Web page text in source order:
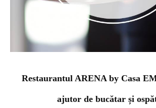
Restaurantul ARENA by Casa
ajutor de bucătar și